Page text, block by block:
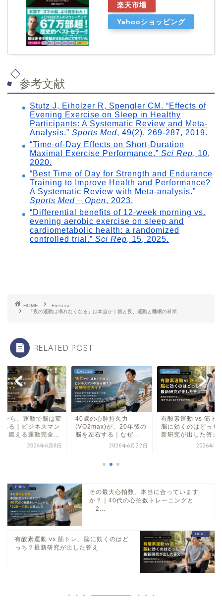
楽天市場
Yahooショッピング
参考文献
Stutz J, Eiholzer R, Spengler CM. “Effects of
Evening Exercise on Sleep in Healthy
Participants: A Systematic Review and Meta-
Analysis.” Sports Med, 49(2), 269-287, 2019.
“Time-of-Day Effects on Short-Duration
Maximal Exercise Performance.” Sci Rep, 10,
2020.
“Best Time of Day for Strength and Endurance
Training to Improve Health and Performance?
A Systematic Review with Meta-analysis.”
Sports Med – Open, 2023.
“Differential benefits of 12-week morning vs.
evening aerobic exercise on sleep and
cardiometabolic health: a randomized
controlled trial.” Sci Rep, 15, 2025.
HOME
Exercise
「夜の運動は眠れなくなる」は本当か｜朝と夜、運動と睡眠の科学
RELATED POST
の心肺持久力
が、20年後の
左右する｜なぜ...
2026年6月22日
Exercise
有酸素運動 vs 筋トレ、
脳に効くのはどっち？最
新研究が出した答え
2026年7月13日
Exercise
40代から、運動で脳
えられる｜ビジネス
の脳を鍛える運動完
2026年6
その最大心拍数、本当に合っています
か？｜40代の心拍数トレーニングと
「2...
有酸素運動 vs 筋トレ、脳に効くのはど
っち？最新研究が出した答え